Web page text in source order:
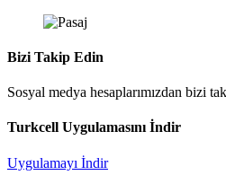
Bizi Takip Edin
Sosyal medya hesaplarımızdan bizi
Turkcell Uygulamasını İndir
Uygulamayı İndir